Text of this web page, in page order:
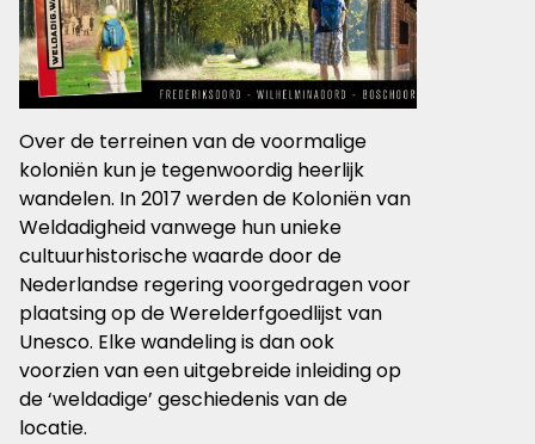
Over de terreinen van de voormalige
koloniën kun je tegenwoordig heerlijk
wandelen. In 2017 werden de Koloniën van
Weldadigheid vanwege hun unieke
cultuurhistorische waarde door de
Nederlandse regering voorgedragen voor
plaatsing op de Werelderfgoedlijst van
Unesco. Elke wandeling is dan ook
voorzien van een uitgebreide inleiding op
de ‘weldadige’ geschiedenis van de
locatie.